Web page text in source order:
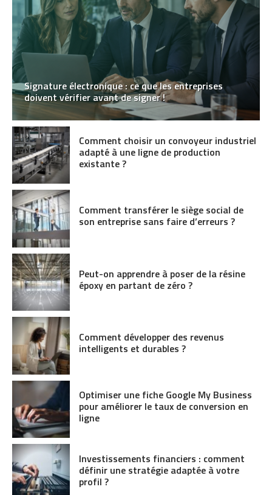
Signature électronique : ce que les entreprises
doivent vérifier avant de signer !
Comment choisir un convoyeur industriel
adapté à une ligne de production
existante ?
Comment transférer le siège social de
son entreprise sans faire d’erreurs ?
Peut-on apprendre à poser de la résine
époxy en partant de zéro ?
Comment développer des revenus
intelligents et durables ?
Optimiser une fiche Google My Business
pour améliorer le taux de conversion en
ligne
Investissements financiers : comment
définir une stratégie adaptée à votre
profil ?